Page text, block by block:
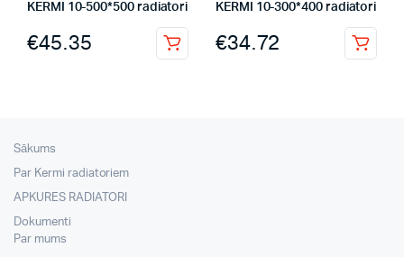
KERMI 10-500*500 radiatori
€45.35
KERMI 10-300*400 radiatori
€34.72
Sākums
Par Kermi radiatoriem
APKURES RADIATORI
Dokumenti
Par mums